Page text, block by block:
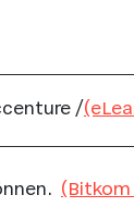
/
(Bitkom